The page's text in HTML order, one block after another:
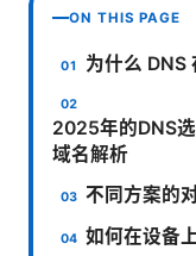
ON THIS PAGE
为什么 DNS
2025年的DNS
域名解析
不同方案的
如何在设备